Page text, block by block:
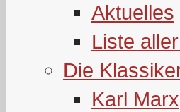
Aktuelles
Liste
Die
Karl Marx